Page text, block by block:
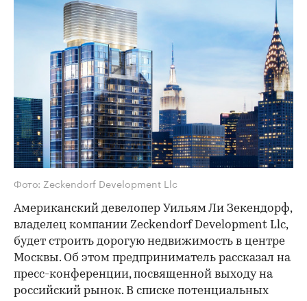
Фото: Zeckendorf Development Llc
Американский девелопер Уильям Ли Зекендорф,
владелец компании Zeckendorf Development Llc,
будет строить дорогую недвижимость в центре
Москвы. Об этом предприниматель рассказал на
пресс-конференции, посвященной выходу на
российский рынок. В списке потенциальных